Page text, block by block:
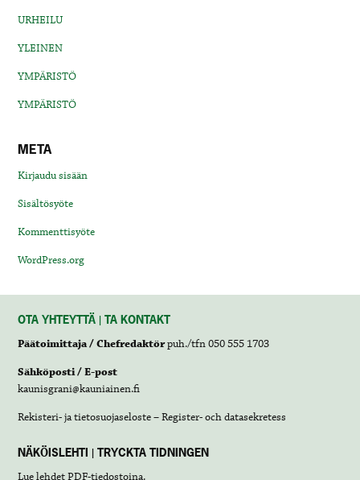
URHEILU
YLEINEN
YMPÄRISTÖ
YMPÄRISTÖ
META
Kirjaudu sisään
Sisältösyöte
Kommenttisyöte
WordPress.org
OTA YHTEYTTÄ | TA KONTAKT
Päätoimittaja / Chefredaktörpuh./tfn 050 555 1703
Sähköposti / E-post
kaunisgrani@kauniainen.fi
Rekisteri- ja tietosuojaseloste – Register- och datasekretess
NÄKÖISLEHTI | TRYCKTA TIDNINGEN
Lue lehdetPDF-tiedostoina.